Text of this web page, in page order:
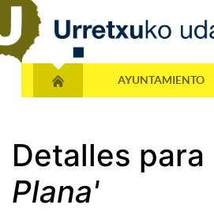
AYUNTAMIENTO
Detalles para
Plana'